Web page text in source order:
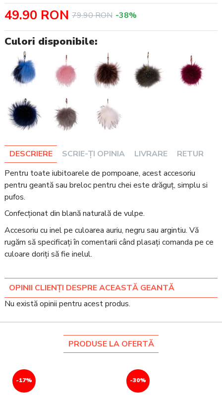
Culori disponibile:
DESCRIERE SCRIE-ȚI OPINIA LIVRARE
RETUR
Pentru toate iubitoarele de pompoane, acest accesoriu
pentru geantă sau breloc pentru chei este drăguț, simplu si
pufos.
Confecționat din blană naturală de vulpe.
Accesoriu cu inel pe culoarea auriu, negru sau argintiu. Vă
rugăm să specificați în comentarii când plasați comanda pe ce
culoare doriți să fie inelul.
49.90 RON 79.90 RON -38%
OPINII CLIENȚI DESPRE ACEASTĂ GEANTĂ
Nu există opinii pentru acest produs.
PRODUSE LA OFERTĂ
-17% -30%